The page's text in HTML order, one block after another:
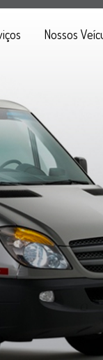
Nossos